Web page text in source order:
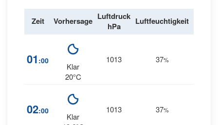
Zeit Vorhersage Luftdruck
hPa
Luftfeuchtigkeit
01 :00
Klar
20°C
1013 37%
02:00
Klar
1013 37%